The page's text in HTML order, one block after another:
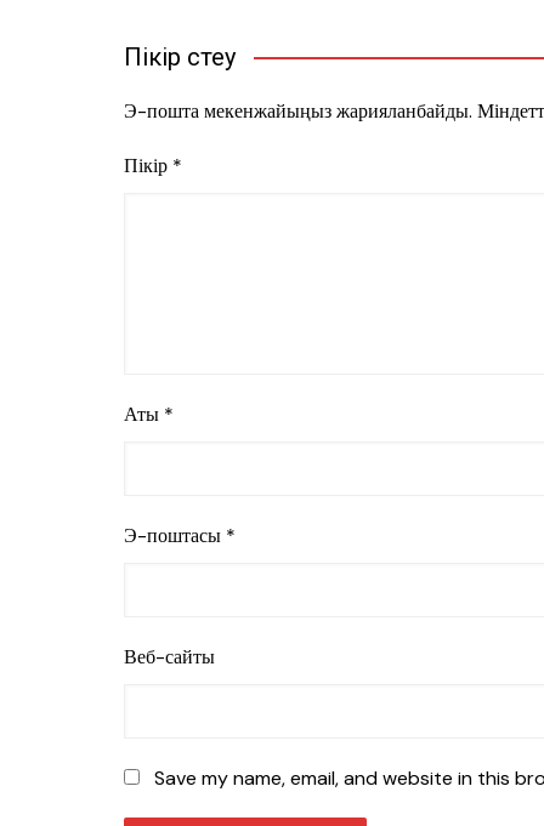
Пікір үстеу
Э-пошта мекенжайыңыз жарияланбайды.
Пікір *
Аты *
Э-поштасы *
Веб-сайты
Save my name, email, and website in this